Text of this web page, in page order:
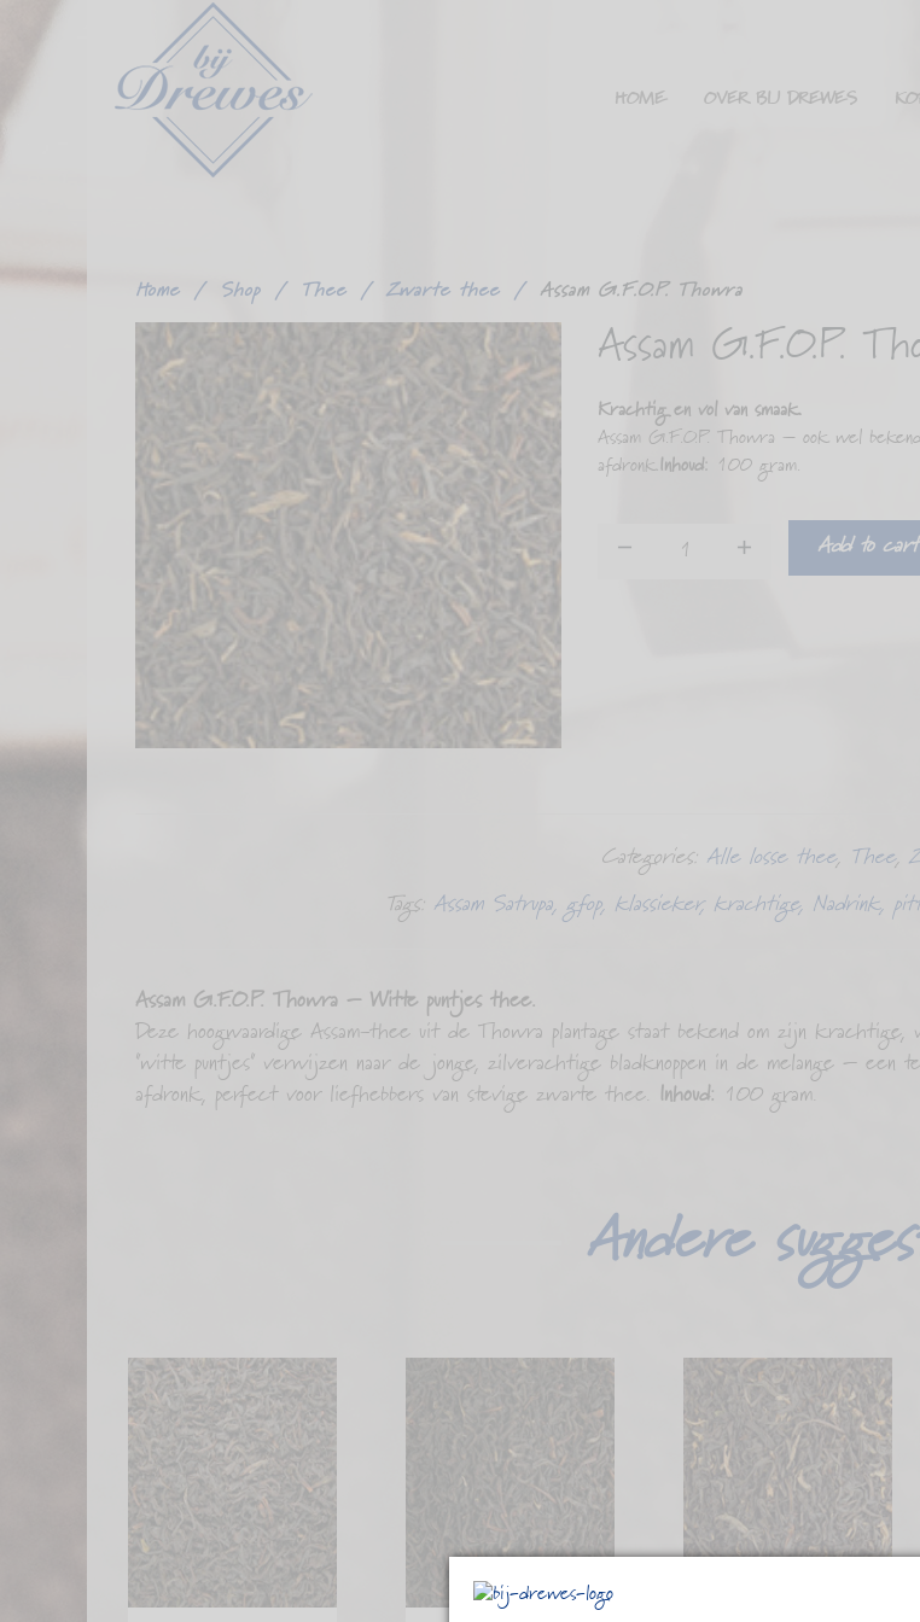
HOME OVER BIJ DREWES
Home / Shop / Thee / Zwarte thee / Assam G.F.O.P. Thowra
Assam G.F.O.P.
Krachtig en vol van smaak.
Assam G.F.O.P. Thowra – ook wel
afdronk.Inhoud: 100 gram.
Assam Add to cart
Categories: Alle losse thee, Thee,
Tags: Assam Satrupa, gfop, klassieker, krachtige, Nadrink,
Assam G.F.O.P. Thowra – Witte puntjes thee.
Deze hoogwaardige Assam-thee uit de Thowra plantage staat bekend om zijn
"witte puntjes" verwijzen naar de jonge, zilverachtige bladknoppen in de melange – een
afdronk, perfect voor liefhebbers van stevige zwarte thee. Inhoud: 100 gram.
Andere